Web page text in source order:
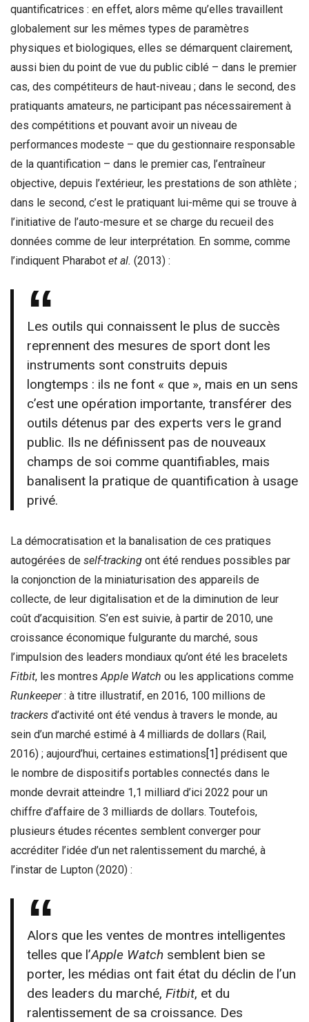
quantificatrices : en effet, alors même qu’elles travaillent
globalement sur les mêmes types de paramètres
physiques et biologiques, elles se démarquent clairement,
aussi bien du point de vue du public ciblé – dans le premier
cas, des compétiteurs de haut-niveau ; dans le second, des
pratiquants amateurs, ne participant pas nécessairement à
des compétitions et pouvant avoir un niveau de
performances modeste – que du gestionnaire responsable
de la quantification – dans le premier cas, l’entraîneur
objective, depuis l’extérieur, les prestations de son athlète ;
dans le second, c’est le pratiquant lui-même qui se trouve à
l’initiative de l’auto-mesure et se charge du recueil des
données comme de leur interprétation. En somme, comme
l’indiquent Pharabot et al. (2013) :
Les outils qui connaissent le plus de succès
reprennent des mesures de sport dont les
instruments sont construits depuis
longtemps : ils ne font « que », mais en un sens
c’est une opération importante, transférer des
outils détenus par des experts vers le grand
public. Ils ne définissent pas de nouveaux
champs de soi comme quantifiables, mais
banalisent la pratique de quantification à usage
privé.
La démocratisation et la banalisation de ces pratiques
autogérées de self-tracking ont été rendues possibles par
la conjonction de la miniaturisation des appareils de
collecte, de leur digitalisation et de la diminution de leur
coût d’acquisition. S’en est suivie, à partir de 2010, une
croissance économique fulgurante du marché, sous
l’impulsion des leaders mondiaux qu’ont été les bracelets
Fitbit, les montres Apple Watch ou les applications comme
Runkeeper: à titre illustratif, en 2016, 100 millions de
trackers d’activité ont été vendus à travers le monde, au
sein d’un marché estimé à 4 milliards de dollars (Rail,
2016) ; aujourd’hui, certaines estimations[1] prédisent que
le nombre de dispositifs portables connectés dans le
monde devrait atteindre 1,1 milliard d’ici 2022 pour un
chiffre d’affaire de 3 milliards de dollars. Toutefois,
plusieurs études récentes semblent converger pour
accréditer l’idée d’un net ralentissement du marché, à
l’instar de Lupton (2020) :
Alors que les ventes de montres intelligentes
telles que l’Apple Watch semblent bien se
porter, les médias ont fait état du déclin de l’un
des leaders du marché,Fitbit, et du
ralentissement de sa croissance. Des